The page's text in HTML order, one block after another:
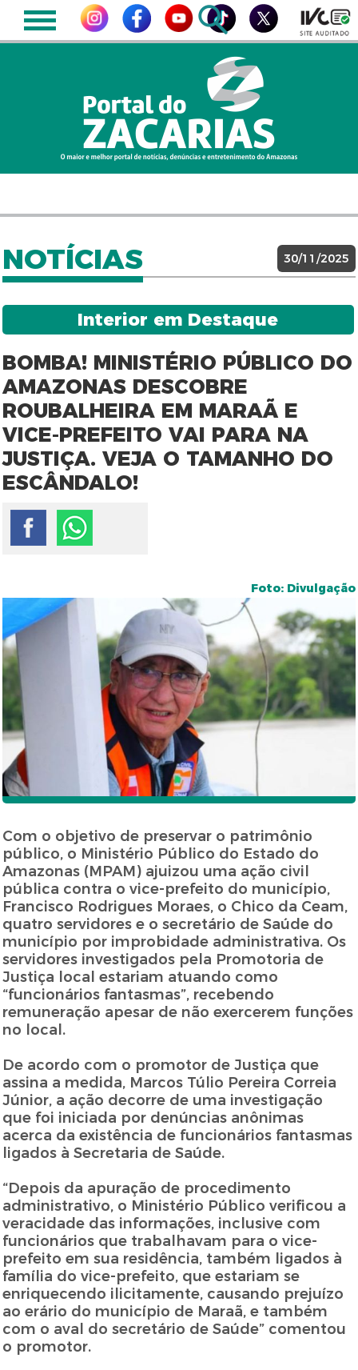
NOTÍCIAS 30/11/2025
Interior em Destaque
BOMBA! MINISTÉRIO PÚBLICO DO
AMAZONAS DESCOBRE
ROUBALHEIRA EM MARAÃ E
VICE-PREFEITO VAI PARA NA
JUSTIÇA. VEJA O TAMANHO DO
ESCÂNDALO!
Foto: Divulgação
Com o objetivo de preservar o patrimônio
público, o Ministério Público do Estado do
Amazonas (MPAM) ajuizou uma ação civil
pública contra o vice-prefeito do município,
Francisco Rodrigues Moraes, o Chico da Ceam,
quatro servidores e o secretário de Saúde do
município por improbidade administrativa. Os
servidores investigados pela Promotoria de
Justiça local estariam atuando como
“funcionários fantasmas”, recebendo
remuneração apesar de não exercerem funções
no local.
De acordo com o promotor de Justiça que
assina a medida, Marcos Túlio Pereira Correia
Júnior, a ação decorre de uma investigação
que foi iniciada por denúncias anônimas
acerca da existência de funcionários fantasmas
ligados à Secretaria de Saúde.
“Depois da apuração de procedimento
administrativo, o Ministério Público verificou a
veracidade das informações, inclusive com
funcionários que trabalhavam para o vice-
prefeito em sua residência, também ligados à
família do vice-prefeito, que estariam se
enriquecendo ilicitamente, causando prejuízo
ao erário do município de Maraã, e também
com o aval do secretário de Saúde” comentou
o promotor.